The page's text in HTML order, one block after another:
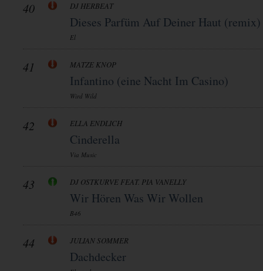
40 DJ HERBEAT
Dieses Parfüm Auf Deiner Haut (remix)
El
41 MATZE KNOP
Infantino (eine Nacht Im Casino)
Wird Wild
42 ELLA ENDLICH
Cinderella
Via Music
43 DJ OSTKURVE FEAT. PIA VANELLY
Wir Hören Was Wir Wollen
B46
44 JULIAN SOMMER
Dachdecker